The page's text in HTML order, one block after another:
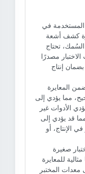
المستخدمة في
كشف أشعة
تحتاج
مصدرًا
إنتاج
المعايرة
مما يؤدي إلى
الأدوات غير
قد يؤدي إلى
الإنتاج، أو
صغيرة
للمعايرة
معدات المختبر